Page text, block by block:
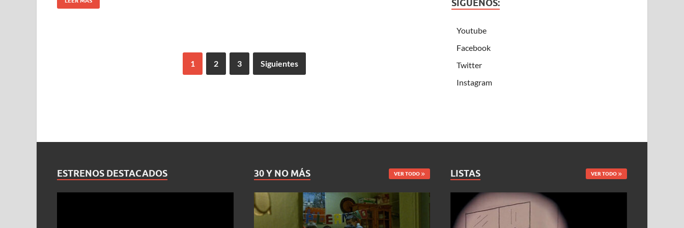
1 2 3 Siguientes
SÍGUENOS:
Youtube
Facebook
Twitter
Instagram
ESTRENOS DESTACADOS 30 Y NO MÁS VER TODO LISTAS VER TODO